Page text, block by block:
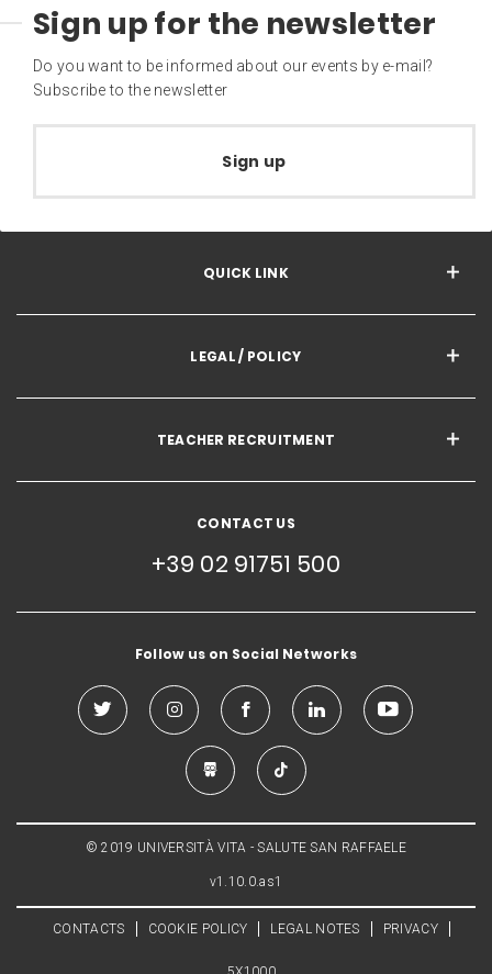
Sign up for the newsletter
Do you want to be informed about our events by e-mail?
Subscribe to the newsletter
Sign up
QUICK LINK
LEGAL / POLICY
TEACHER RECRUITMENT
CONTACT US
+39 02 91751 500
Follow us on Social Networks
© 2019 UNIVERSITÀ VITA - SALUTE SAN RAFFAELE
v1.10.0.as1
CONTACTS COOKIE POLICY LEGAL NOTES PRIVACY